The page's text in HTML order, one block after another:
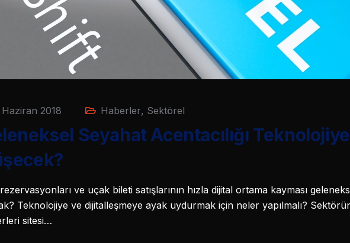
Haziran 2018 Haberler, Sektörel
Seyahat Acentacılığı
ve uçak bileti satışlarının hızla dijital ortama kayması
Teknolojiye ve dijitalleşmeye ayak uydurmak için neler yapılmalı?
sitesi…